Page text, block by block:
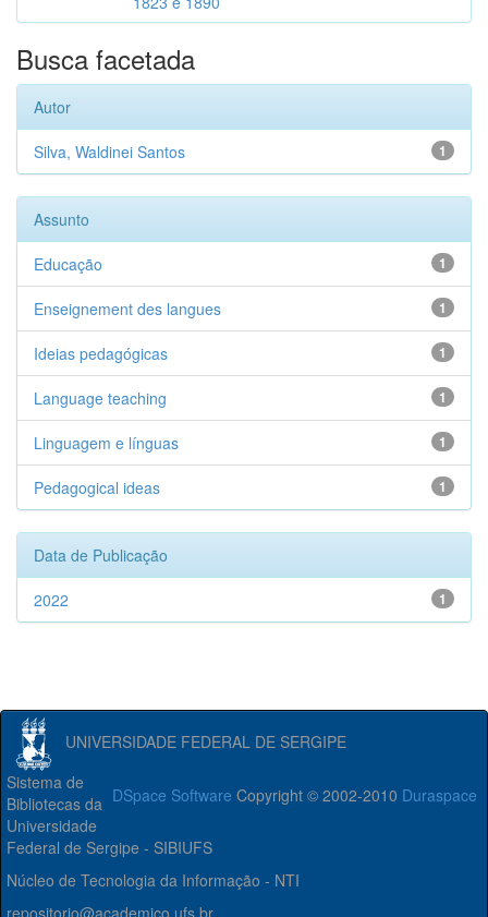
Busca facetada
Autor
1
Silva, Waldinei Santos
Assunto
1
Educação
1
Enseignement des langues
1
Ideias pedagógicas
1
Language teaching
1
Linguagem e línguas
1
Pedagogical ideas
Data de Publicação
1
2022
UNIVERSIDADE FEDERAL DE SERGIPE
DSpace Software Copyright © 2002-2010 Duraspace
Sistema de
Bibliotecas da
Universidade
Federal de Sergipe - SIBIUFS
Núcleo de Tecnologia da Informação - NTI
repositorio@academico.ufs.br